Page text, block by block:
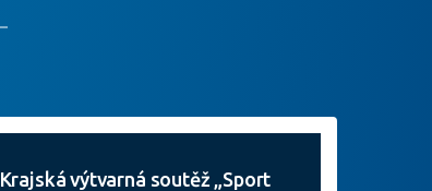
Krajská výtvarná soutěž „Sport